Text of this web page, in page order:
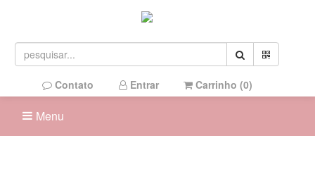
Contato Entrar Carrinho (0)
Menu